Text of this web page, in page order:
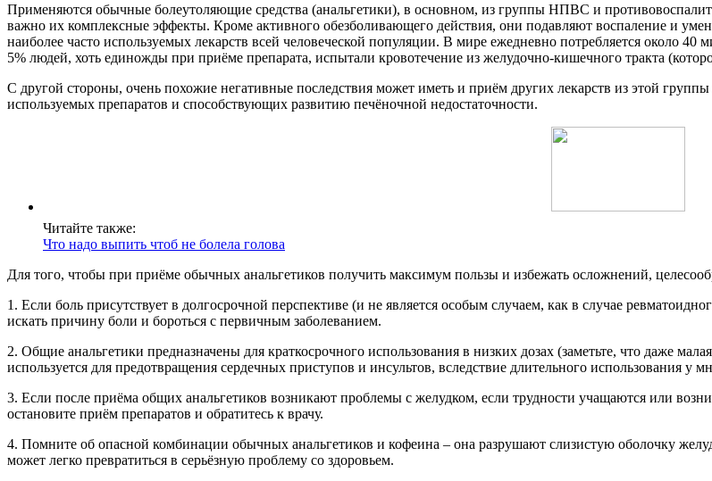
Применяются обычные болеутоляющие средства (анальгетики), в основном, из группы НПВС и
важно их комплексные эффекты. Кроме активного обезболивающего действия, они подавляют воспаление и
наиболее часто используемых лекарств всей человеческой популяции. В мире ежедневно потребляется около
5% людей, хоть единожды при приёме препарата, испытали кровотечение из желудочно-кишечного тракта
С другой стороны, очень похожие негативные последствия может иметь и приём других лекарств из этой
используемых препаратов и способствующих развитию печёночной недостаточности.
Читайте также:
Что надо выпить чтоб не болела голова
Для того, чтобы при приёме обычных анальгетиков получить максимум пользы и избежать осложнений,
1. Если боль присутствует в долгосрочной перспективе (и не является особым случаем, как в случае
искать причину боли и бороться с первичным заболеванием.
2. Общие анальгетики предназначены для краткосрочного использования в низких дозах (заметьте, что даже
используется для предотвращения сердечных приступов и инсультов, вследствие длительного использования
3. Если после приёма общих анальгетиков возникают проблемы с желудком, если трудности учащаются или
остановите приём препаратов и обратитесь к врачу.
4. Помните об опасной комбинации обычных анальгетиков и кофеина – она разрушают слизистую оболочку
может легко превратиться в серьёзную проблему со здоровьем.